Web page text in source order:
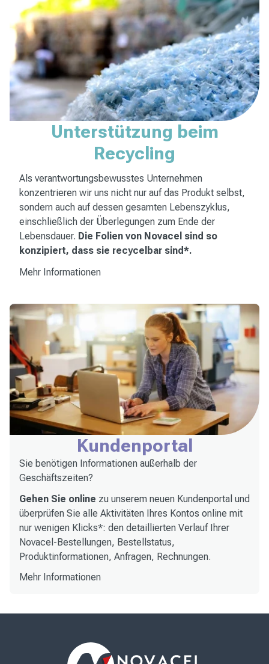
Unterstützung beim
Recycling
Als verantwortungsbewusstes Unternehmen
konzentrieren wir uns nicht nur auf das Produkt selbst,
sondern auch auf dessen gesamten Lebenszyklus,
einschließlich der Überlegungen zum Ende der
Lebensdauer. Die Folien von Novacel sind so
konzipiert, dass sie recycelbar sind*.
Mehr Informationen
Kundenportal
Sie benötigen Informationen außerhalb der
Geschäftszeiten?
Gehen Sie online zu unserem neuen Kundenportal und
überprüfen Sie alle Aktivitäten Ihres Kontos online mit
nur wenigen Klicks*: den detaillierten Verlauf Ihrer
Novacel-Bestellungen, Bestellstatus,
Produktinformationen, Anfragen, Rechnungen.
Mehr Informationen